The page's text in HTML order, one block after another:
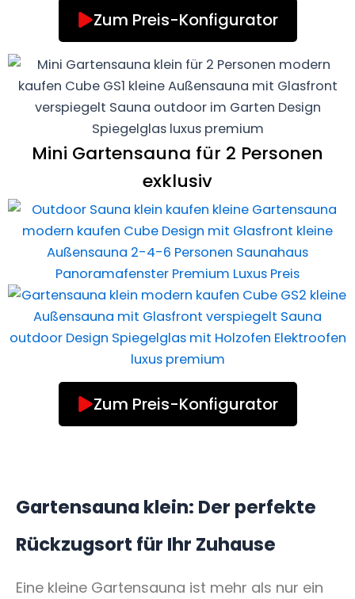
Zum Preis-Konfigurator
Mini Gartensauna für 2 Personen
exklusiv
Zum Preis-Konfigurator
Gartensauna klein: Der perfekte
Rückzugsort für Ihr Zuhause
Eine kleine Gartensauna ist mehr als nur ein